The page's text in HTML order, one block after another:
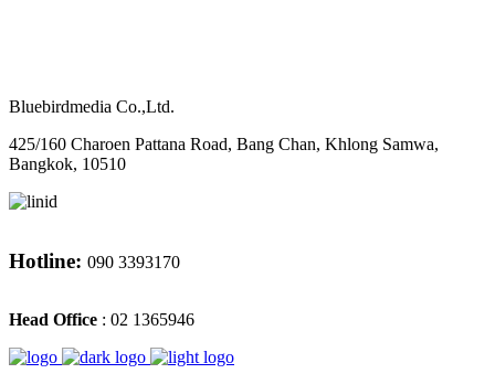
Bluebirdmedia Co.,Ltd.
425/160 Charoen Pattana Road, Bang Chan, Khlong Samwa,
Bangkok, 10510
Hotline: 090 3393170
Head Office : 02 1365946